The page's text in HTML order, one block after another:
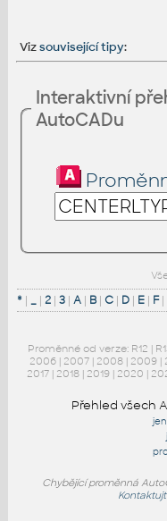
Vizsouvisející tipy:
Interaktivní
AutoCADu
*| _| 2| 3| A| B| C| D| E| F|
Proměnné od verze: R12 |
2006 | 2007 | 2008 | 2009 |
2017 | 2018 | 2019 | 2020 |
Přehled všech
Chybějící proměnná